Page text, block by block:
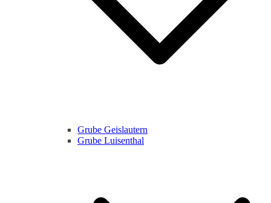
Grube Geislautern
Grube Luisenthal